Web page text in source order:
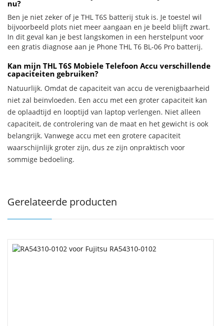
nu?
Ben je niet zeker of je THL T6S batterij stuk is. Je toestel wil
bijvoorbeeld plots niet meer aangaan en je beeld blijft zwart.
In dit geval kan je best langskomen in een herstelpunt voor
een gratis diagnose aan je Phone THL T6 BL-06 Pro batterij.
Kan mijn THL T6S Mobiele Telefoon Accu verschillende
capaciteiten gebruiken?
Natuurlijk. Omdat de capaciteit van accu de verenigbaarheid
niet zal beïnvloeden. Een accu met een groter capaciteit kan
de oplaadtijd en looptijd van laptop verlengen. Niet alleen
capaciteit, de controlering van de maat en het gewicht is ook
belangrijk. Vanwege accu met een grotere capaciteit
waarschijnlijk groter zijn, dus ze zijn onpraktisch voor
sommige bedoeling.
Gerelateerde producten